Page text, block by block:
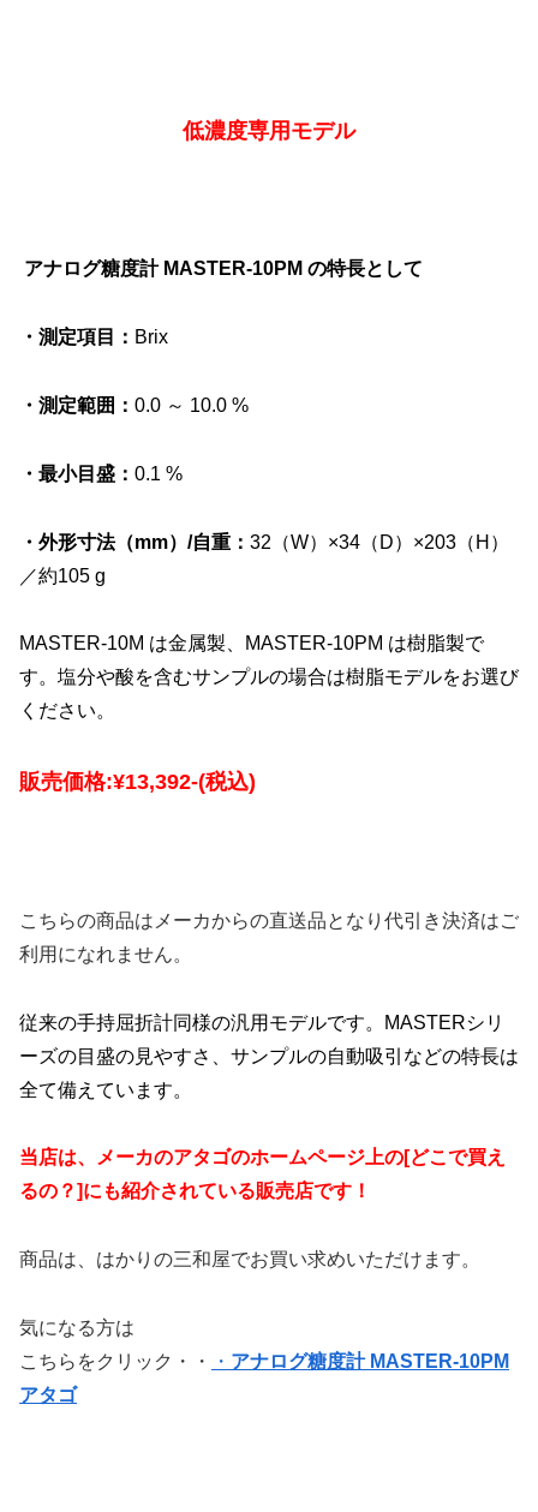
低濃度専用モデル
アナログ糖度計 MASTER-10PM の特長として
・測定項目： Brix
・測定範囲： 0.0 ～ 10.0 %
・最小目盛： 0.1 %
・外形寸法（mm）/自重： 32（W）×34（D）×203（H）
／約105 g
MASTER-10M は金属製、MASTER-10PM は樹脂製で
す。塩分や酸を含むサンプルの場合は樹脂モデルをお選び
ください。
販売価格:¥13,392-(税込)
こちらの商品はメーカからの直送品となり代引き決済はご
利用になれません。
従来の手持屈折計同様の汎用モデルです。MASTERシリ
ーズの目盛の見やすさ、サンプルの自動吸引などの特長は
全て備えています。
当店は、メーカのアタゴのホームページ上の[どこで買え
るの？]にも紹介されている販売店です！
商品は、はかりの三和屋でお買い求めいただけます。
気になる方は
こちらをクリック・・
・ アナログ糖度計 MASTER-10PM
アタゴ